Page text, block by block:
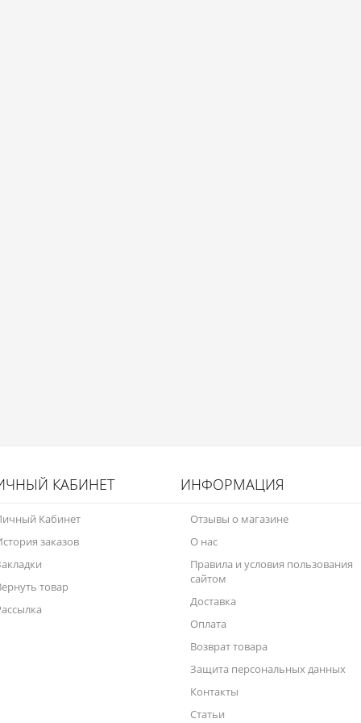
КАБИНЕТ
Кабинет
заказов
товар
ИНФОРМАЦИЯ
Отзывы о магазине
О нас
Правила и условия пользования
сайтом
Доставка
Оплата
Возврат товара
Защита персональных данных
Контакты
Статьи